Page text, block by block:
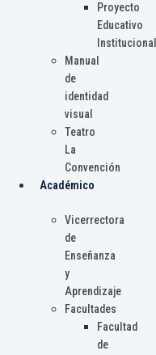
Proyecto
Educativo
Institucional
Manual
de
identidad
visual
Teatro
La
Convención
Académico
Vicerrectora
de
Enseñanza
y
Aprendizaje
Facultades
Facultad
de